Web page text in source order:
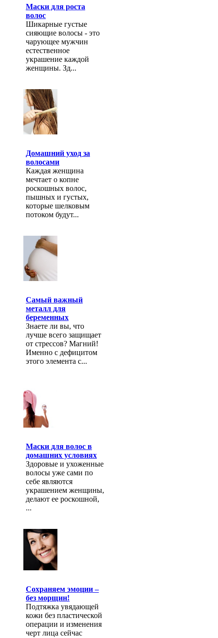
Маски для роста
волос
Шикарные густые
сияющие волосы - это
чарующее мужчин
естественное
украшение каждой
женщины. Зд...
Домашний уход за
волосами
Каждая женщина
мечтает о копне
роскошных волос,
пышных и густых,
которые шелковым
потоком будут...
Самый важный
металл для
беременных
Знаете ли вы, что
лучше всего защищает
от стрессов? Магний!
Именно с дефицитом
этого элемента с...
Маски для волос в
домашних условиях
Здоровые и ухоженные
волосы уже сами по
себе являются
украшением женщины,
делают ее роскошной,
...
Сохраняем эмоции –
без морщин!
Подтяжка увядающей
кожи без пластической
операции и изменения
черт лица сейчас